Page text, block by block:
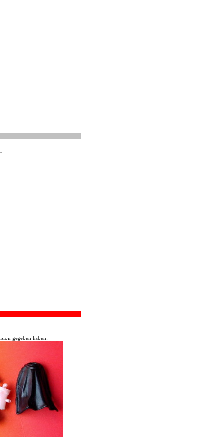
gegeben haben: